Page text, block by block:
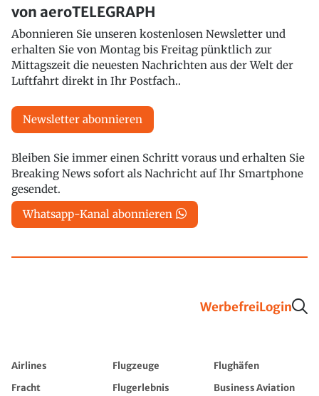
von aeroTELEGRAPH
Abonnieren Sie unseren kostenlosen Newsletter und
erhalten Sie von Montag bis Freitag pünktlich zur
Mittagszeit die neuesten Nachrichten aus der Welt der
Luftfahrt direkt in Ihr Postfach..
Newsletter abonnieren
Bleiben Sie immer einen Schritt voraus und erhalten Sie
Breaking News sofort als Nachricht auf Ihr Smartphone
gesendet.
Whatsapp-Kanal abonnieren
WerbefreiLogin
Airlines Flugzeuge
Flughäfen
Fracht
Flugerlebnis
Business Aviation